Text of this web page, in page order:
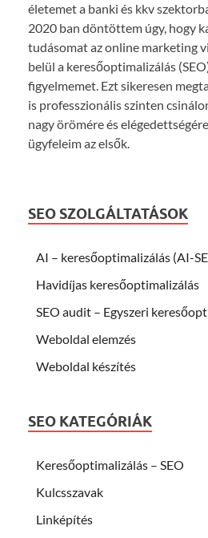
életemet a banki és kkv
2020 ban döntöttem úgy, hogy
tudásomat az online marketing
belül a keresőoptimalizálás
figyelmemet. Ezt sikeresen
is professzionális szinten
nagy örömére és
ügyfeleim az elsők.
SEO SZOLGÁLTATÁSOK
AI – keresőoptimalizálás (AI-
Havidíjas keresőoptimalizálás
SEO audit – Egyszeri
Weboldal elemzés
Weboldal készítés
SEO KATEGÓRIÁK
Keresőoptimalizálás – SEO
Kulcsszavak
Linképítés